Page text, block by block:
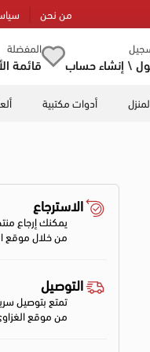
من نحن
\ إنشاء حساب
المفضلة
قائمة
أدوات مكتبية
الاسترجاع
يمكنك إرجاع
من خلال موقع
التوصيل
تمتع بتوصيل
من موقع